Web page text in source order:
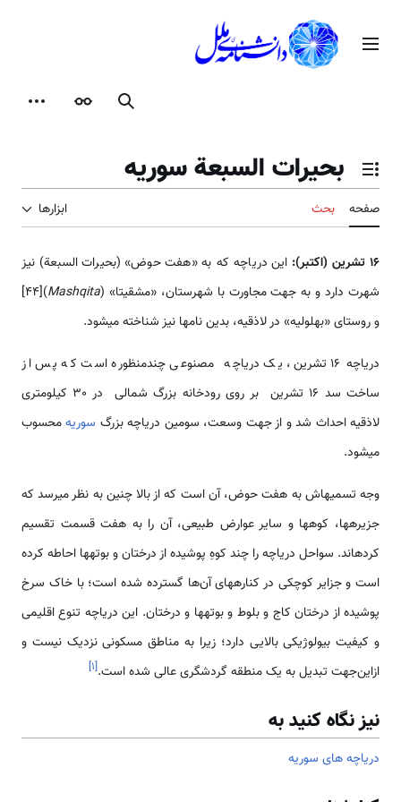
محتوامنوی اصلی
جستجوظاهر
تغییر وضعیت فهرست محتویات
بحیرات السبعة سوریه
صفحه بحث ابزارها
16 تشرين (اکتبر):
این دریاچه که به «هفت حوض» (بحیرات السبعة) نیز
شهرت دارد و به جهت مجاورت با شهرستان، «مشقیتا» (Mashqita
)[44]
و روستای «بهلولیه» در لاذقیه، بدین نام­ها نیز شناخته می­شود.
دریاچه 16 تشرین، یک دریاچه مصنوعی چندمنظوره است که پس از
ساخت سد 16 تشرین بر روی رودخانه بزرگ شمالی در 30 کیلومتری
لاذقیه احداث شد و از جهت وسعت، سومین دریاچه بزرگ سوریهمحسوب
می­شود.
وجه تسمیه­اش به هفت حوض، آن است که از بالا چنین به نظر می­رسد که
جزیره­ها، کوه­ها و سایر عوارض طبیعی، آن را به هفت قسمت تقسیم
کرده­اند. سواحل دریاچه را چند کوهِ پوشیده از درختان و بوته­ها احاطه کرده
است و جزایر کوچکی در کناره­های آن‌ها گسترده شده است؛ با خاک سرخ
پوشیده از درختان کاج و بلوط و بوته­ها و درختان. این دریاچه تنوع اقلیمی
و کیفیت بیولوژیکی بالایی دارد؛ زیرا به مناطق مسکونی نزدیک نیست و
ازاین‌جهت تبدیل به یک منطقه گردشگری عالی شده است.[۱]
نیز نگاه کنید به
دریاچه های سوریه